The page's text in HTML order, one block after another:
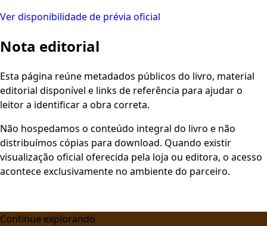
Ver disponibilidade de prévia oficial
Nota editorial
Esta página reúne metadados públicos do livro, material
editorial disponível e links de referência para ajudar o
leitor a identificar a obra correta.
Não hospedamos o conteúdo integral do livro e não
distribuímos cópias para download. Quando existir
visualização oficial oferecida pela loja ou editora, o acesso
acontece exclusivamente no ambiente do parceiro.
Continue explorando